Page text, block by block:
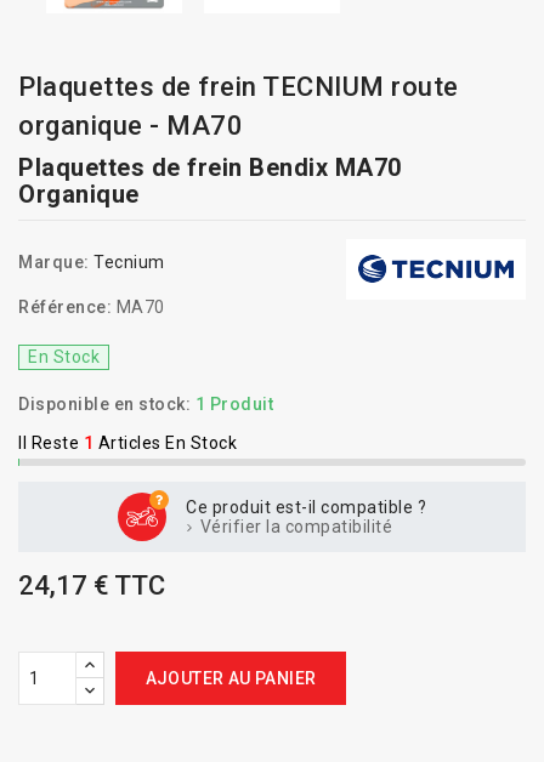
Plaquettes de frein TECNIUM route
organique - MA70
Plaquettes de frein Bendix MA70
Organique
Marque: Tecnium
Référence: MA70
En Stock
Disponible en stock: 1 Produit
Il Reste 1 Articles En Stock
Ce produit est-il compatible ?
Vérifier la compatibilité
24,17 € TTC
AJOUTER AU PANIER